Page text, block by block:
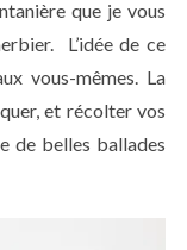
que je vous
L’idée de ce
vous-mêmes. La
et récolter vos
de belles ballades